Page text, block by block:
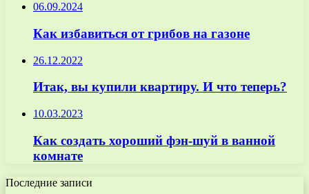
06.09.2024
Как избавиться от грибов на газоне
26.12.2022
Итак, вы купили квартиру. И что теперь?
10.03.2023
Как создать хороший фэн-шуй в ванной
комнате
Последние записи